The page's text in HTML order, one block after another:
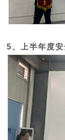
5、上半年度